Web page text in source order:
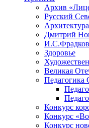
Архив
Русский
Дмитрий
И.С.Фрадков
Здоровье
Великая
Педагогика
Конкурс
Конкурс «Во
Конкурс